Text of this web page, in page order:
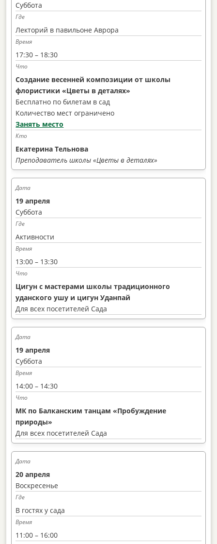
Суббота
Лекторий в павильоне Аврора
17:30 – 18:30
Создание весенней композиции от школы
флористики «Цветы в деталях»
Бесплатно по билетам в сад
Количество мест ограничено
Занять место
Екатерина Тельнова
Преподаватель школы «Цветы в деталях»
19 апреля
Суббота
Активности
13:00 – 13:30
Цигун с мастерами школы традиционного
уданского ушу и цигун Уданпай
Для всех посетителей Сада
19 апреля
Суббота
14:00 – 14:30
МК по Балканским танцам «Пробуждение
природы»
Для всех посетителей Сада
20 апреля
Воскресенье
В гостях у сада
11:00 – 16:00